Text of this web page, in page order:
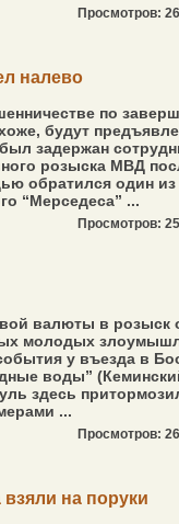
Просмотров:
налево
по
будут
задержан
розыска МВД
обратился один из
“Мерседеса” ...
Просмотров:
валюты в розыск
молодых
у въезда в
воды”
здесь
...
Просмотров:
взяли на поруки